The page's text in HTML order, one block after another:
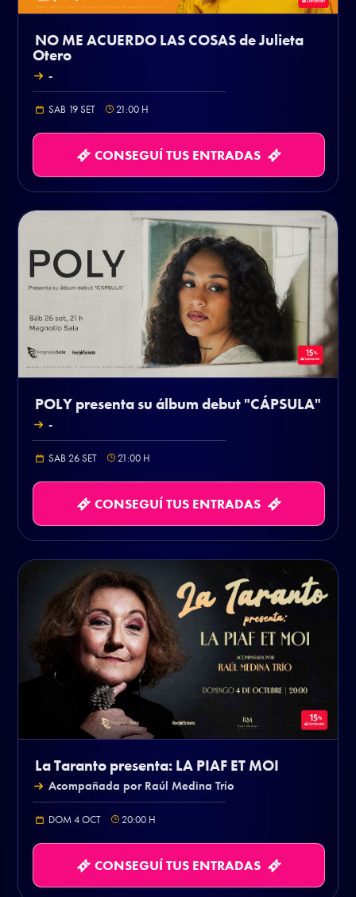
NO ME ACUERDO LAS COSAS de Julieta
Otero
-
SAB 19 SET 21:00 H
CONSEGUÍ TUS ENTRADAS
POLY presenta su álbum debut "CÁPSULA"
-
SAB 26 SET 21:00 H
CONSEGUÍ TUS ENTRADAS
La Taranto presenta: LA PIAF ET MOI
Acompañada por Raúl Medina Trío
DOM 4 OCT 20:00 H
CONSEGUÍ TUS ENTRADAS